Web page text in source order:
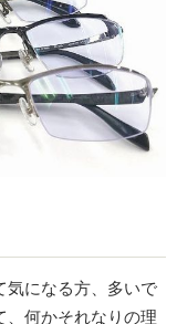
気になる方、多いで
、何かそれなりの理